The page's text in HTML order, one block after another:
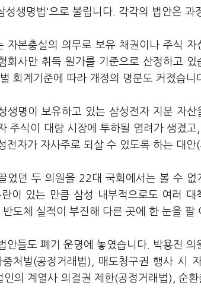
성생명법'으로 불립니다. 각각의 법안은 과
자본충실의 의무로 보유 채권이나 주식
회사만 취득 원가를 기준으로 산정하고
회계기준에 따라 개정의 명분도 커졌습니
생명이 보유하고 있는 삼성전자 지분 자
주식이 대량 시장에 투하될 염려가 생겼
전자가 자사주로 되살 수 있도록 하는 대안
었던 두 의원을 22대 국회에서는 볼 수
란이 있는 만큼 삼성 내부적으로도 여러
반도체 실적이 부진해 다른 곳에 한 눈을 팔
안들도 폐기 운명에 놓였습니다. 박용진
처벌(공정거래법), 매도청구권 행사 시
인의 계열사 의결권 제한(공정거래법), 순